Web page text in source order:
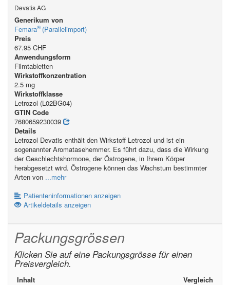
Devatis AG
Generikum von
Femara® (Parallelimport)
Preis
67.95 CHF
Anwendungsform
Filmtabletten
Wirkstoffkonzentration
2.5 mg
Wirkstoffklasse
Letrozol (L02BG04)
GTIN Code
7680659230039
Details
Letrozol Devatis enthält den Wirkstoff Letrozol und ist ein
sogenannter Aromatasehemmer. Es führt dazu, dass die Wirkung
der Geschlechtshormone, der Östrogene, in Ihrem Körper
herabgesetzt wird. Östrogene können das Wachstum bestimmter
Arten von ...mehr
Patienteninformationen anzeigen
Artikeldetails anzeigen
Packungsgrössen
Klicken Sie auf eine Packungsgrösse für einen
Preisvergleich.
Inhalt
Vergleich